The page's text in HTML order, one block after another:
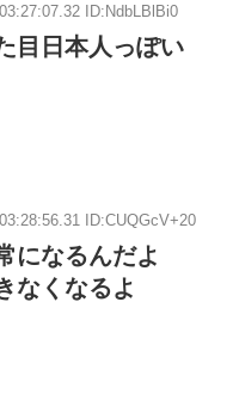
ID:NdbLBlBi0
目日本人っぽい
ID:CUQGcV+20
になるんだよ
なくなるよ